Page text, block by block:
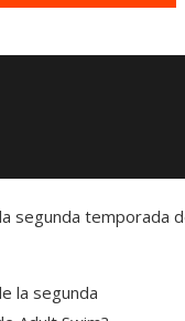
segunda temporada